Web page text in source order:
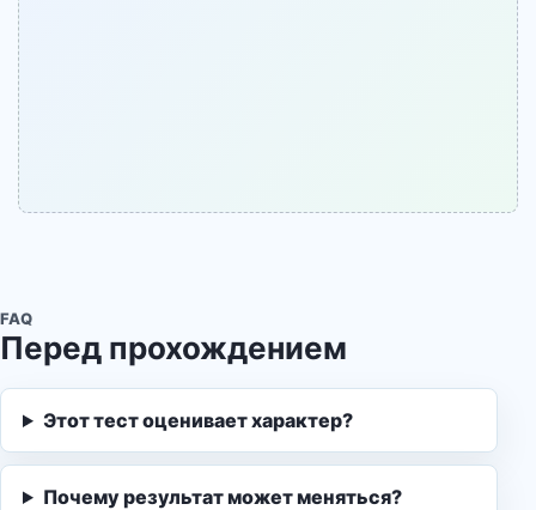
FAQ
Перед прохождением
Этот тест оценивает характер?
Почему результат может меняться?